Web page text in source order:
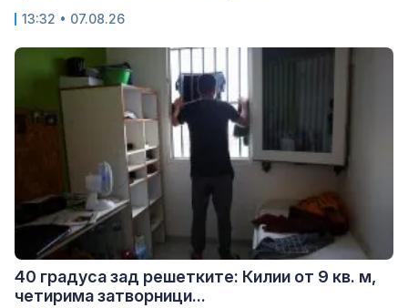
13:32 • 07.08.26
40 градуса зад решетките: Килии от 9 кв. м,
четирима затворници...